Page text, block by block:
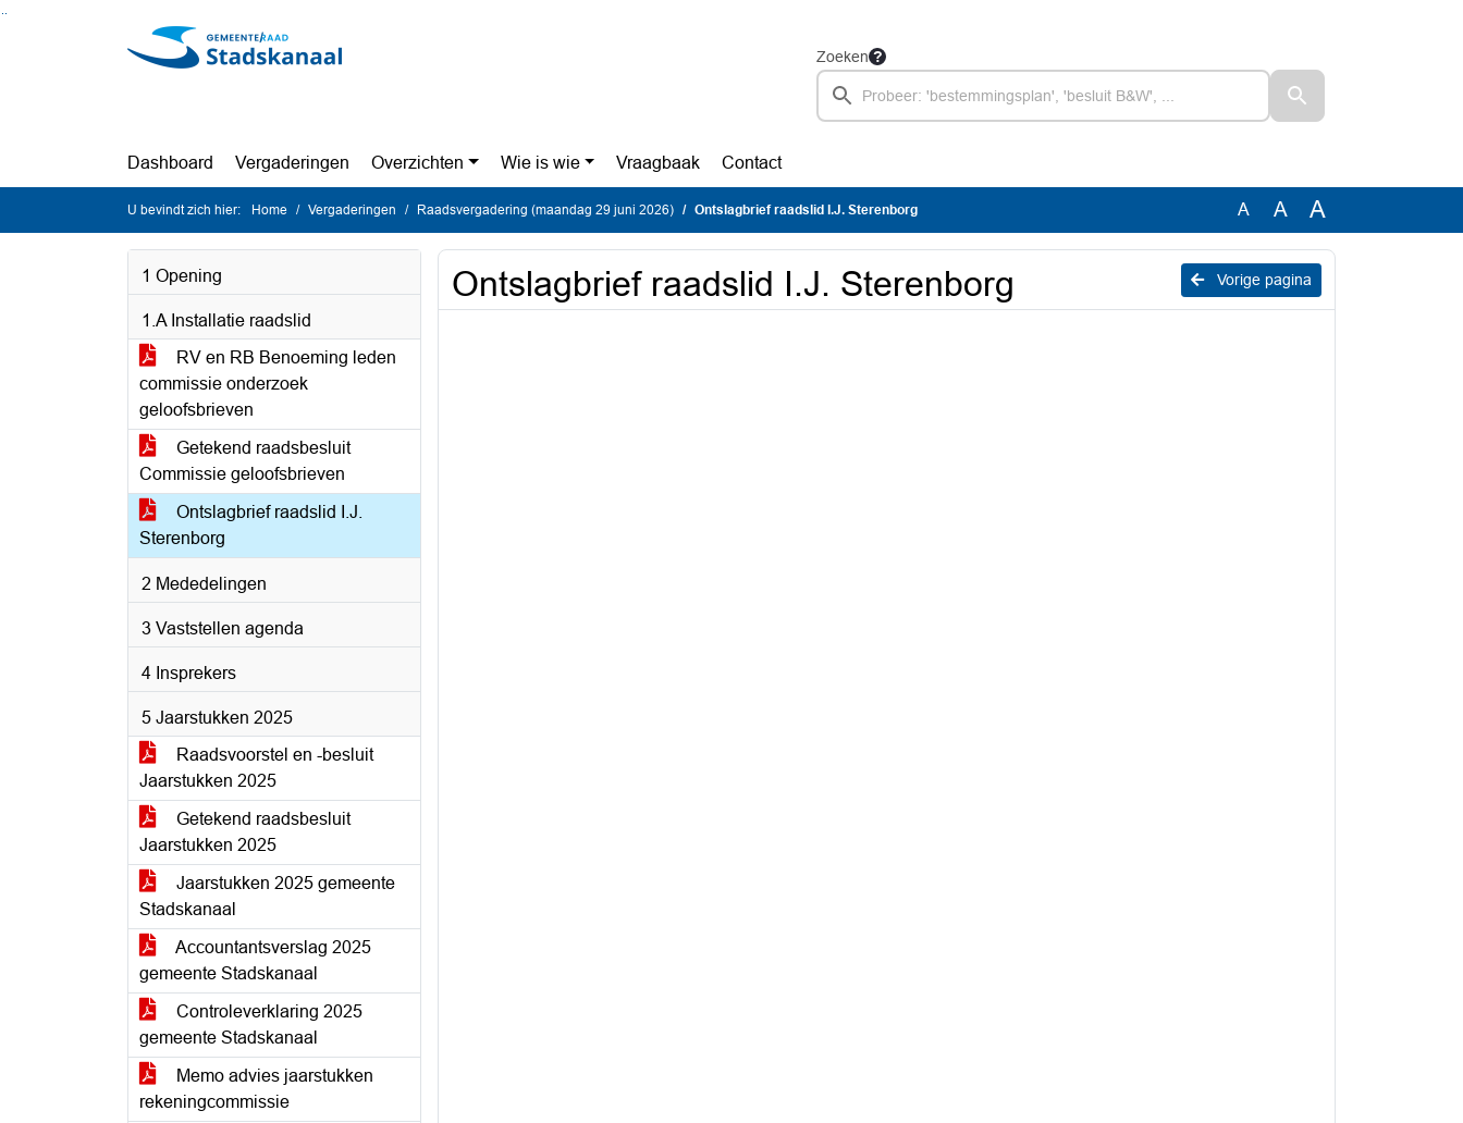
Ga naar de inhoud van deze pagina
Zoeken
Dashboard Vergaderingen Overzichten Wie is wie Vraagbaak Contact
U bevindt zich hier: Home Vergaderingen Raadsvergadering (maandag 29 juni 2026) Ontslagbrief raadslid I.J. Sterenborg A A A
1 Opening
1.A Installatie raadslid
RV en RB Benoeming leden
commissie onderzoek
geloofsbrieven
Getekend raadsbesluit
Commissie geloofsbrieven
Ontslagbrief raadslid I.J.
Sterenborg
2 Mededelingen
3 Vaststellen agenda
4 Insprekers
5 Jaarstukken 2025
Raadsvoorstel en -besluit
Jaarstukken 2025
Getekend raadsbesluit
Jaarstukken 2025
Jaarstukken 2025 gemeente
Stadskanaal
Accountantsverslag 2025
gemeente Stadskanaal
Controleverklaring 2025
gemeente Stadskanaal
Memo advies jaarstukken
rekeningcommissie
Vorige pagina
Ontslagbrief raadslid I.J. Sterenborg